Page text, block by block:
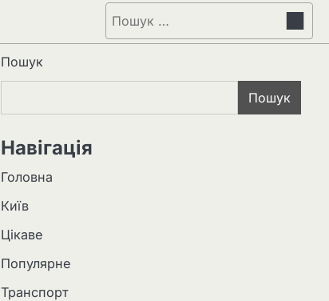
Пошук:
Пошук
Пошук
Навігація
Головна
Київ
Цікаве
Популярне
Транспорт